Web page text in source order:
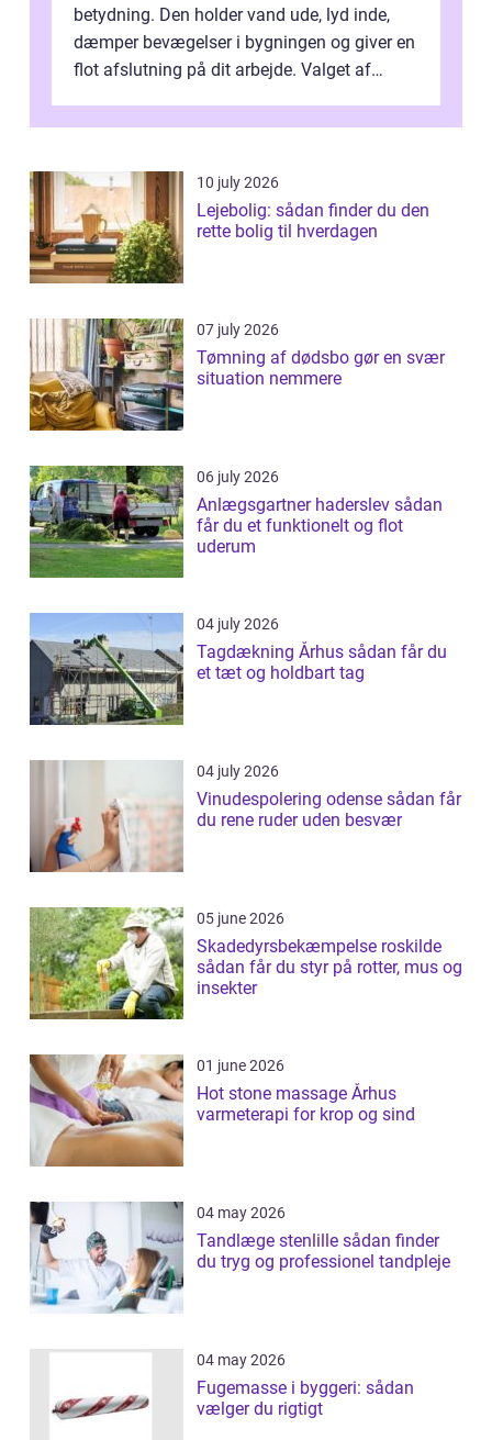
betydning. Den holder vand ude, lyd inde,
dæmper bevægelser i bygningen og giver en
flot afslutning på dit arbejde. Valget af
10 july 2026
Lejebolig: sådan finder du den
rette bolig til hverdagen
07 july 2026
Tømning af dødsbo gør en svær
situation nemmere
06 july 2026
Anlægsgartner haderslev sådan
får du et funktionelt og flot
uderum
04 july 2026
Tagdækning Århus sådan får du
et tæt og holdbart tag
04 july 2026
Vinudespolering odense sådan får
du rene ruder uden besvær
05 june 2026
Skadedyrsbekæmpelse roskilde
sådan får du styr på rotter, mus og
insekter
01 june 2026
Hot stone massage Århus
varmeterapi for krop og sind
04 may 2026
Tandlæge stenlille sådan finder
du tryg og professionel tandpleje
04 may 2026
Fugemasse i byggeri: sådan
vælger du rigtigt